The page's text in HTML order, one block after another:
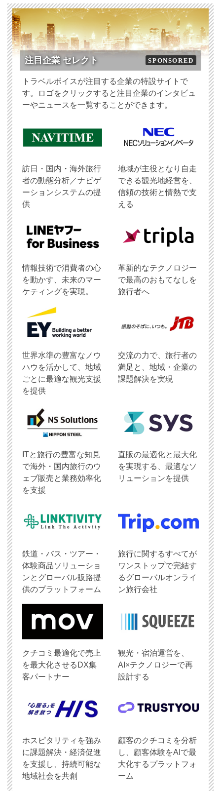
注目企業 セレクト SPONSORED
トラベルボイスが注目する企業の特設サイトで
す。ロゴをクリックすると注目企業のインタビュ
ーやニュースを一覧することができます。
訪日・国内・海外旅行
者の動態分析／ナビゲ
ーションシステムの提
供
地域が主役となり自走
できる観光地経営を、
信頼の技術と情熱で支
える
情報技術で消費者の心
を動かす、未来のマー
ケティングを実現。
革新的なテクノロジー
で最高のおもてなしを
旅行者へ
世界水準の豊富なノウ
ハウを活かして、地域
ごとに最適な観光支援
を提供
交流の力で、旅行者の
満足と、地域・企業の
課題解決を実現
ITと旅行の豊富な知見
で海外・国内旅行のウ
ェブ販売と業務効率化
を支援
直販の最適化と最大化
を実現する、最適なソ
リューションを提供
鉄道・バス・ツアー・
体験商品ソリューショ
ンとグローバル販路提
供のプラットフォーム
旅行に関するすべてが
ワンストップで完結す
るグローバルオンライ
ン旅行会社
クチコミ最適化で売上
を最大化させるDX集
客パートナー
観光・宿泊運営を、
AI×テクノロジーで再
設計する
ホスピタリティを強み
に課題解決・経済促進
を支援し、持続可能な
地域社会を共創
顧客のクチコミを分析
し、顧客体験をAIで最
大化するプラットフォ
ーム